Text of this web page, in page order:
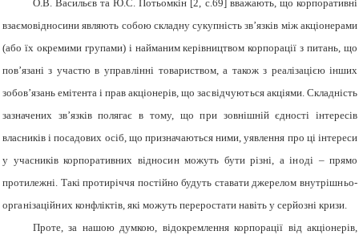
О.В. Васильєв та Ю.С. Потьомкін [2, с.69] вважають, що корпоративні
взаємовідносини являють собою складну сукупність зв’язків між акціонерами
(або їх окремими групами) і найманим керівництвом корпорації з питань, що
пов’язані з участю в управлінні товариством, а також з реалізацією інших
зобов’язань емітента і прав акціонерів, щозасвідчуютьсяакціями. Складність
зазначених зв’язків полягає в тому, щопризовнішній єдності інтересів
власників і посадових осіб, що призначаються ними, уявлення про ці інтереси
у учасників корпоративних відносинможуть бути різні, аіноді – прямо
протилежні. Такі протиріччя постійно будуть ставати джерелом внутрішньо-
організаційнихконфліктів, які можуть переростати навіть у серйозні кризи.
Проте, за нашою думкою, відокремлення корпорації від акціонерів,